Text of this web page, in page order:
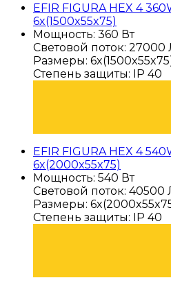
EFIR FIGURA HEX 4
6x(1500x55x75)
Мощность: 360 Вт
Световой поток: 27000
Размеры:
Степень защиты: IP 40
EFIR FIGURA HEX 4
6x(2000x55x75)
Мощность: 540 Вт
Световой поток: 40500
Размеры:
Степень защиты: IP 40